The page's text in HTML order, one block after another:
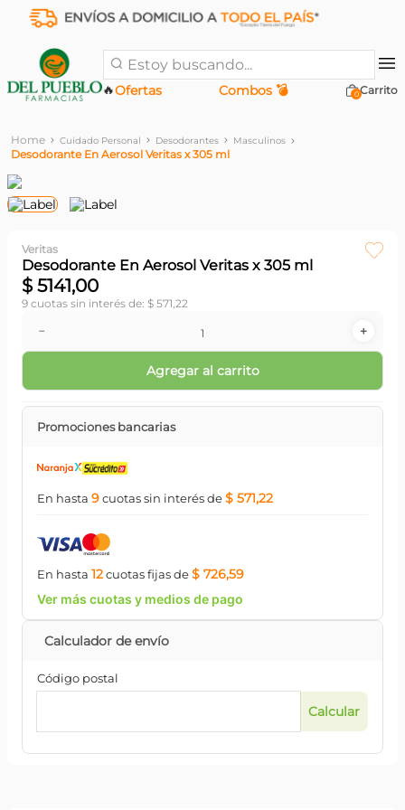
Estoy buscando...
Ofertas
🔥 Combos 💣 0
Cuidado Personal Desodorantes Masculinos
Desodorante En Aerosol Veritas x 305 ml
Veritas
Desodorante En Aerosol Veritas x 305 ml
$ 5141,00
9 cuotas sin interés de: $ 571,22
＋
－
Agregar al carrito
Promociones bancarias
En hasta 9cuotassin interésde$ 571,22
En hasta 12cuotasfijasde$ 726,59
Ver más cuotas y medios de pago
Código postal